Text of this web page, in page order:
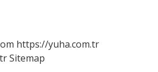
https://yuha.com.tr
Sitemap